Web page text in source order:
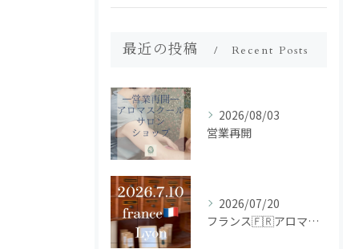
最近の投稿 Recent Posts
2026/08/03
営業再開
2026/07/20
フランス🇫🇷アロマ研修ツアー𝗱𝗮𝘆𝟮